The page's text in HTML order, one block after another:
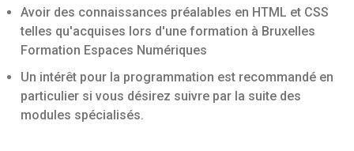
Avoir des connaissances préalables en HTML et CSS
telles qu'acquises lors d'une formation à Bruxelles
Formation Espaces Numériques
Un intérêt pour la programmation est recommandé en
particulier si vous désirez suivre par la suite des
modules spécialisés.